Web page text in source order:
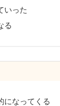
いった
る
になってくる